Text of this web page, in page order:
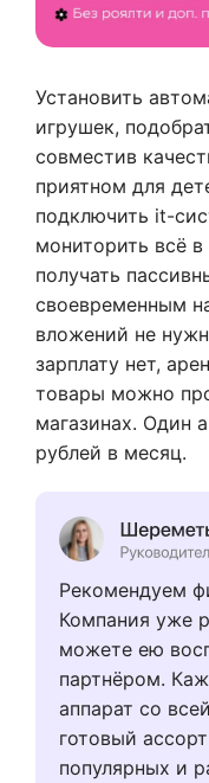
Установить
игрушек,
совместив
приятном для
подключить it-
мониторить всё
получать
своевременным
вложений не
зарплату нет,
товары можно
магазинах. Один
рублей в месяц.
Рекомендуем
Компания уже
можете ею
партнёром.
аппарат со
готовый
популярных и